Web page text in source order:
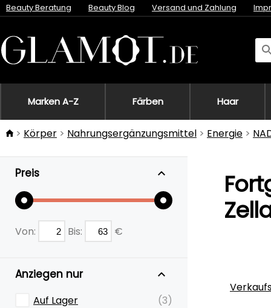
Beauty Beratung Beauty Blog Versand und Zahlung
Marken A-Z Färben Haar
Körper Nahrungsergänzungsmittel Energie
Preis
Von: Bis: €
Anziegen nur
Auf Lager
(3)